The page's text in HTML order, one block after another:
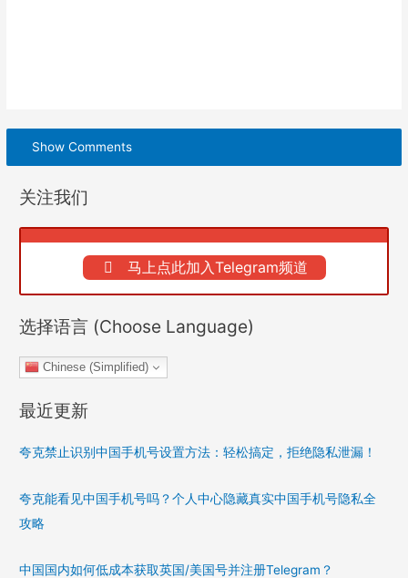
Show Comments
关注我们
马上点此加入Telegram频道
选择语言 (Choose Language)
Chinese (Simplified)
最近更新
夸克禁止识别中国手机号设置方法：轻松搞定，拒绝隐私泄漏！
夸克能看见中国手机号吗？个人中心隐藏真实中国手机号隐私全
攻略
中国国内如何低成本获取英国/美国号并注册Telegram？